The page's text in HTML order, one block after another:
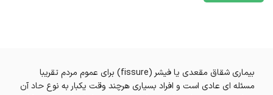
بیماری شقاق مقعدی یا فیشر (fissure) برای عموم مردم تقریبا
مسئله ای عادی است و افراد بسیاری هرچند وقت یکبار به نوع حاد آن